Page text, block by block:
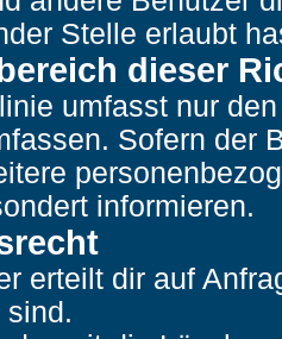
Stelle erlaubt
dieser
umfasst nur
Sofern der
informieren.
erteilt dir auf
sind.